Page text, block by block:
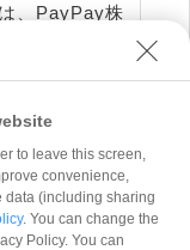
、PayPay株
Reserved.
to leave this screen,
convenience,
data (including sharing
. You can change the
Policy. You can